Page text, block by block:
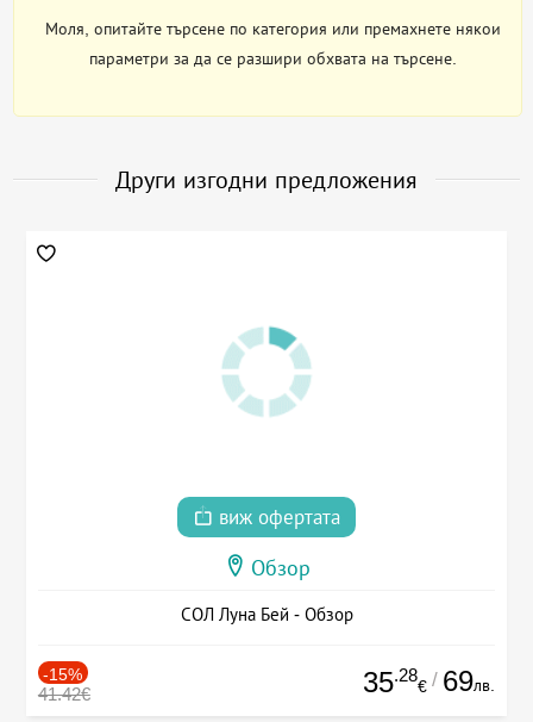
Моля, опитайте търсене по категория или премахнете някои
параметри за да се разшири обхвата на търсене.
Други изгодни предложения
виж офертата
Обзор
СОЛ Луна Бей - Обзор
-15%
41.42€ 35.28
€ / 69лв.